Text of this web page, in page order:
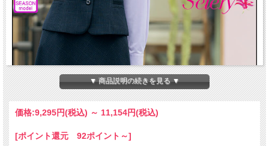
▼ 商品説明の続きを見る ▼
価格:9,295円(税込) ～ 11,154円(税込)
[ポイント還元 92ポイント～]